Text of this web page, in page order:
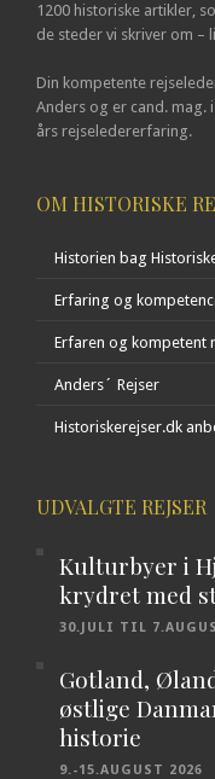
1200 historiske artikler,
de steder vi skriver om –
Din kompetente
Anders og er cand. mag.
års rejseledererfaring.
OM HISTORISKE
Historien bag
Erfaring og
Erfaren og kompetent
Anders´ Rejser
Historiskerejser.dk
UDVALGTE REJSER
Kulturbyer i
krydret med
30.JULI TIL
Gotland,
østlige
historie
9.-15.AUGUST 2026